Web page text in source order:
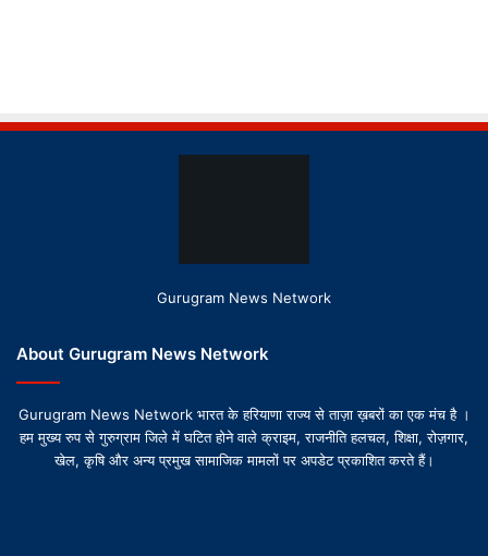
Gurugram News Network
About Gurugram News Network
Gurugram News Network भारत के हरियाणा राज्य से ताज़ा ख़बरों का एक मंच है ।
हम मुख्य रुप से गुरुग्राम जिले में घटित होने वाले क्राइम, राजनीति हलचल, शिक्षा, रोज़गार,
खेल, कृषि और अन्य प्रमुख सामाजिक मामलों पर अपडेट प्रकाशित करते हैं।